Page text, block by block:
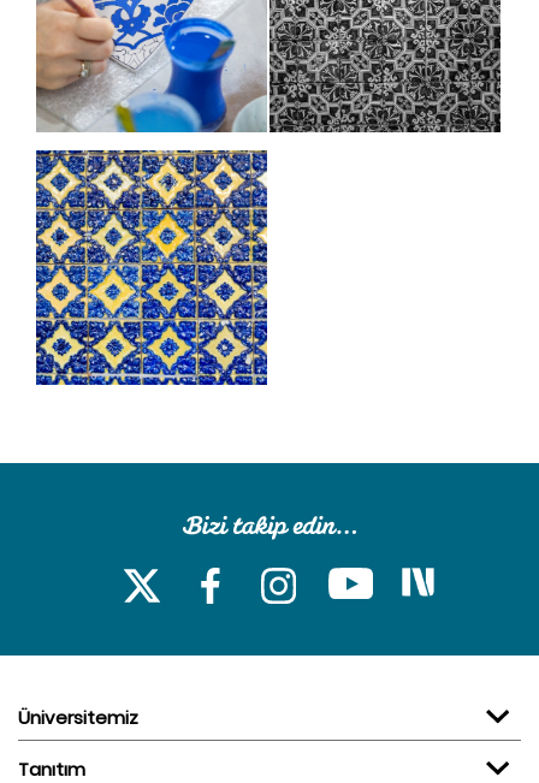
Üniversitemiz
Tanıtım